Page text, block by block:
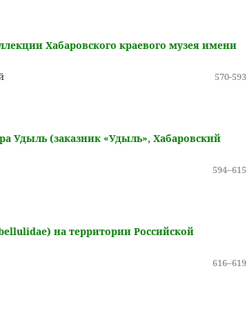
Хабаровского краевого музея имени
570-593
Удыль (заказник «Удыль», Хабаровский
594–615
на территории Российской
616–619